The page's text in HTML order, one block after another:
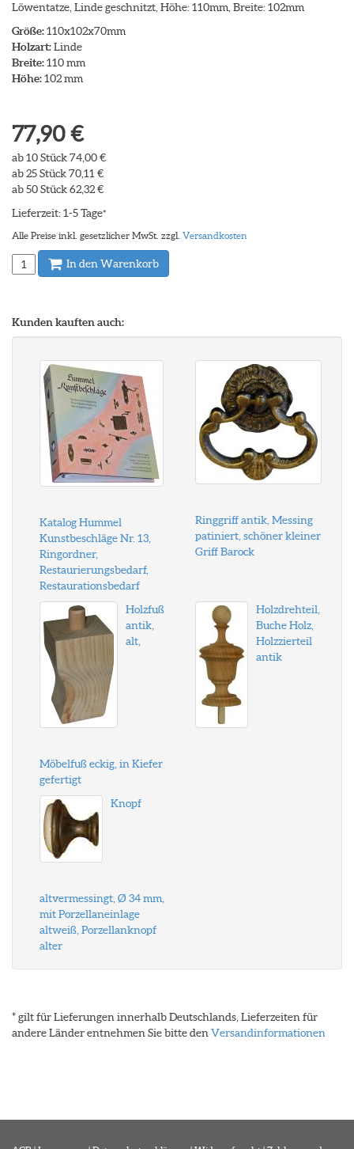
Löwentatze, Linde geschnitzt, Höhe: 110mm, Breite: 102mm
Größe:110x102x70mm
Holzart:Linde
Breite:110 mm
Höhe:102 mm
77,90 €
ab 10 Stück 74,00 €
ab 25 Stück 70,11 €
ab 50 Stück 62,32 €
Lieferzeit: 1-5 Tage*
Alle Preise inkl. gesetzlicher MwSt. zzgl. Versandkosten
In den Warenkorb
Kunden kauften auch:
Katalog Hummel
Kunstbeschläge Nr. 13,
Ringordner,
Restaurierungsbedarf,
Restaurationsbedarf
Ringgriff antik, Messing
patiniert, schöner kleiner
Griff Barock
Holzfuß
antik,
alt,
Möbelfuß eckig, in Kiefer
gefertigt
Holzdrehteil,
Buche Holz,
Holzzierteil
antik
Knopf
altvermessingt, Ø 34 mm,
mit Porzellaneinlage
altweiß, Porzellanknopf
alter
* gilt für Lieferungen innerhalb Deutschlands, Lieferzeiten für
andere Länder entnehmen Sie bitte den Versandinformationen